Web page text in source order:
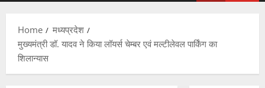
Home
मध्यप्रदेश
मुख्यमंत्री डॉ. यादव ने किया लॉयर्स चेम्बर एवं मल्टीलेवल पार्किंग का
शिलान्यास